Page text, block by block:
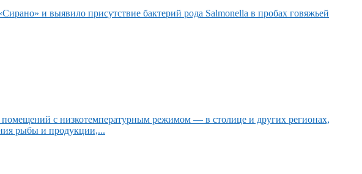
и выявило присутствие бактерий рода Salmonella в пробах говяжьей
с низкотемпературным режимом — в столице и других регионах,
рыбы и продукции,...